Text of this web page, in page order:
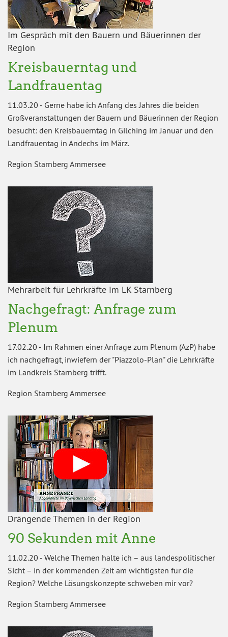
Im Gespräch mit den Bauern und Bäuerinnen der
Region
Kreisbauerntag und
Landfrauentag
11.03.20 - Gerne habe ich Anfang des Jahres die beiden
Großveranstaltungen der Bauern und Bäuerinnen der Region
besucht: den Kreisbauerntag in Gilching im Januar und den
Landfrauentag in Andechs im März.
Region Starnberg Ammersee
Mehrarbeit für Lehrkräfte im LK Starnberg
Nachgefragt: Anfrage zum
Plenum
17.02.20 - Im Rahmen einer Anfrage zum Plenum (AzP) habe
ich nachgefragt, inwiefern der "Piazzolo-Plan" die Lehrkräfte
im Landkreis Starnberg trifft.
Region Starnberg Ammersee
Drängende Themen in der Region
90 Sekunden mit Anne
11.02.20 - Welche Themen halte ich – aus landespolitischer
Sicht – in der kommenden Zeit am wichtigsten für die
Region? Welche Lösungskonzepte schweben mir vor?
Region Starnberg Ammersee